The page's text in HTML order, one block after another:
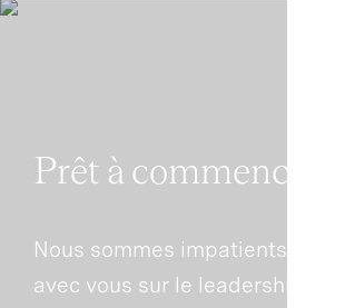
Prêt à commencer?
Nous sommes impatients de
avec vous sur le leadership